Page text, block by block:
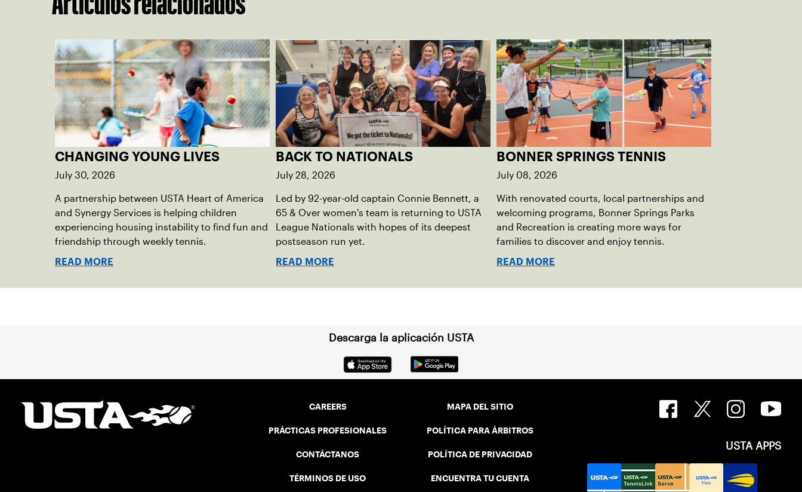
CHANGING YOUNG LIVES
July 30, 2026
A partnership between USTA Heart of America
and Synergy Services is helping children
experiencing housing instability to find fun and
friendship through weekly tennis.
READ MORE
BACK TO NATIONALS
July 28, 2026
Led by 92-year-old captain Connie Bennett, a
65 & Over women's team is returning to USTA
League Nationals with hopes of its deepest
postseason run yet.
READ MORE
BONNER SPRINGS TENNIS
July 08, 2026
With renovated courts, local partnerships and
welcoming programs, Bonner Springs Parks
and Recreation is creating more ways for
families to discover and enjoy tennis.
READ MORE
Descarga la aplicación USTA
CAREERS
PRÁCTICAS PROFESIONALES
CONTÁCTANOS
TÉRMINOS DE USO
MAPA DEL SITIO
POLÍTICA PARA ÁRBITROS
POLÍTICA DE PRIVACIDAD
ENCUENTRA TU CUENTA
USTA APPS